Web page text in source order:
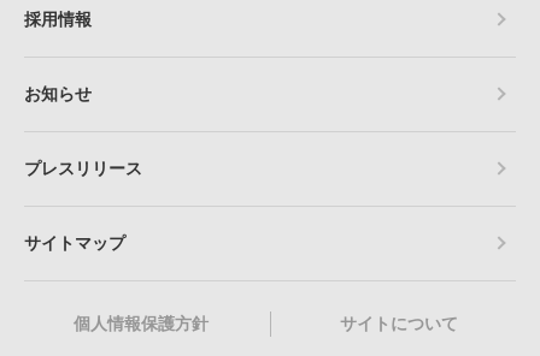
採用情報
お知らせ
プレスリリース
サイトマップ
個人情報保護方針 サイトについて